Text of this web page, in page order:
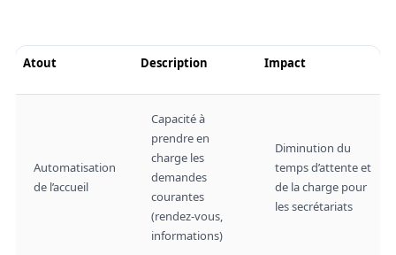
Atout Description Impact
Automatisation
de l’accueil
Capacité à
prendre en
charge les
demandes
courantes
(rendez-vous,
informations)
Diminution du
temps d’attente et
de la charge pour
les secrétariats